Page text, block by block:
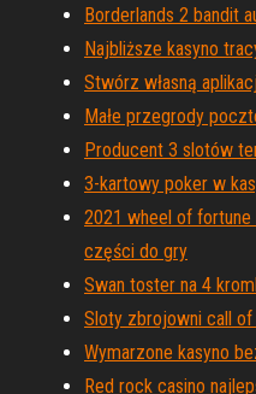
Borderlands 2 bandit
Najbliższe kasyno
Stwórz własną
Małe przegrody
Producent 3 slotów
3-kartowy poker w
2021 wheel of fortune
części do gry
Swan toster na 4
Sloty zbrojowni call
Wymarzone kasyno
Red rock casino